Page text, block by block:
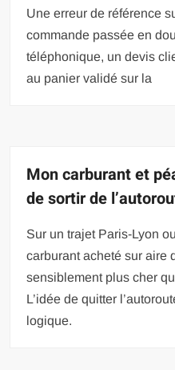
Une erreur de référence
commande passée en
téléphonique, un devis
au panier validé sur la
Mon carburant et
de sortir de
Sur un trajet Paris-Lyon
carburant acheté sur aire
sensiblement plus cher
L’idée de quitter
logique.